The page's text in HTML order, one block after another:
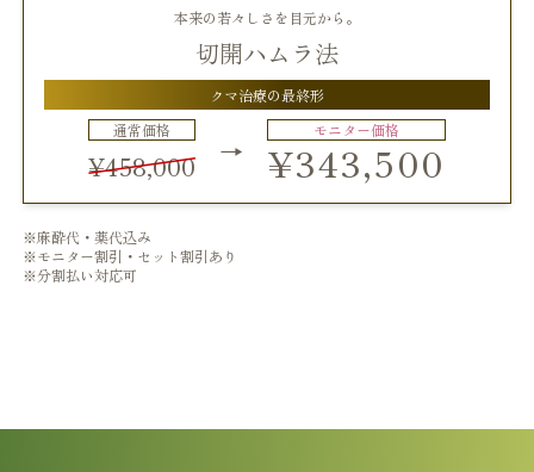
本来の若々しさを目元から。
切開ハムラ法
クマ治療の最終形
通常価格
¥458,000 →
モニター価格
¥343,500
※麻酔代・薬代込み
※モニター割引・セット割引あり
※分割払い対応可